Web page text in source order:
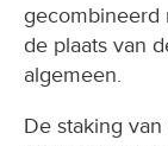
gecombineerd
de plaats van
algemeen.
De staking